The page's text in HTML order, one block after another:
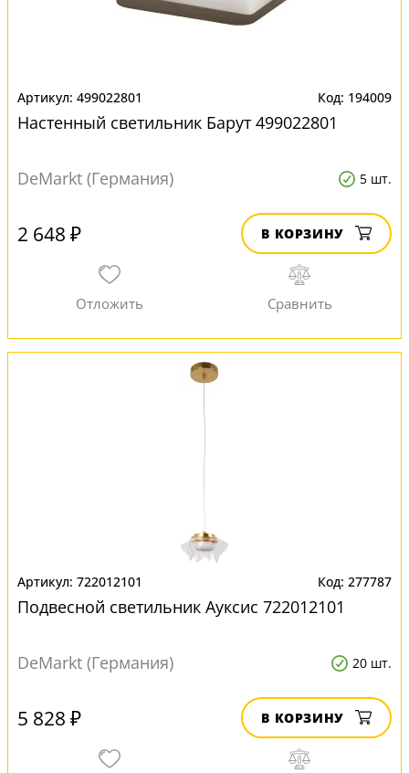
499022801 194009
Настенный светильник Барут 499022801
DeMarkt (Германия) 5 шт.
2 648 ₽ В КОРЗИНУ
722012101 277787
Подвесной светильник Ауксис 722012101
DeMarkt (Германия) 20 шт.
5 828 ₽ В КОРЗИНУ